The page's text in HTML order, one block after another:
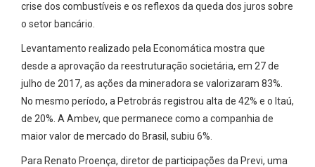
crise dos combustíveis e os reflexos da queda dos juros sobre
o setor bancário.
Levantamento realizado pela Economática mostra que
desde a aprovação da reestruturação societária, em 27 de
julho de 2017, as ações da mineradora se valorizaram 83%.
No mesmo período, a Petrobrás registrou alta de 42% e o Itaú,
de 20%. A Ambev, que permanece como a companhia de
maior valor de mercado do Brasil, subiu 6%.
Para Renato Proença, diretor de participações da Previ, uma